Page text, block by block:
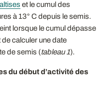
altises et le cumul des
à 13° C depuis le semis.
lorsque le cumul dépasse
calculer une date
de semis (tableau 1).
du début d’activité des